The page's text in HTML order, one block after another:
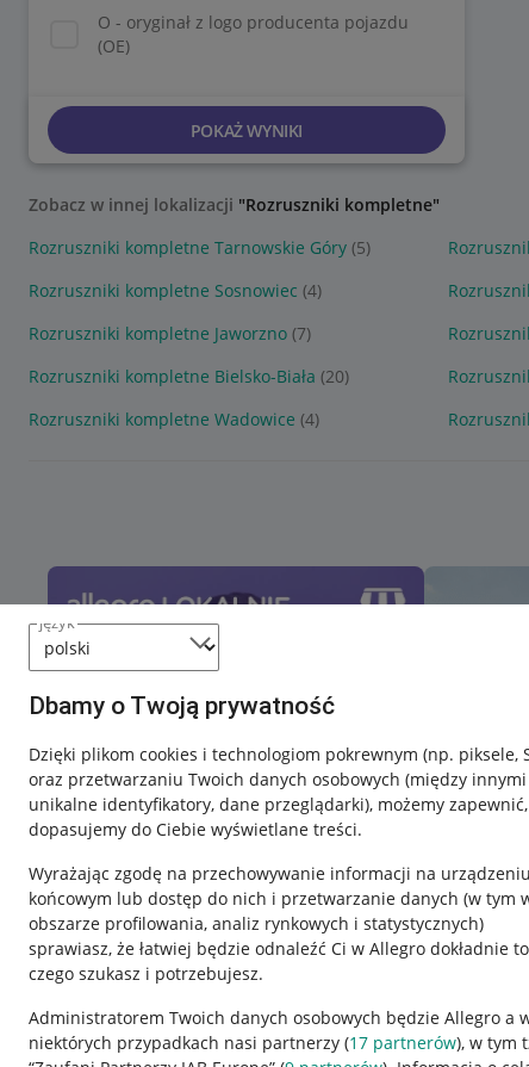
język
Dbamy o Twoją prywatność
Dzięki plikom cookies i technologiom pokrewnym (np. piksele,
oraz przetwarzaniu Twoich danych osobowych (między innymi
unikalne identyfikatory, dane przeglądarki), możemy
dopasujemy do Ciebie wyświetlane treści.
Wyrażając zgodę na przechowywanie informacji na urządzeniu
końcowym lub dostęp do nich i przetwarzanie danych (w tym
obszarze profilowania, analiz rynkowych i statystycznych)
sprawiasz, że łatwiej będzie odnaleźć Ci w Allegro dokładnie
czego szukasz i potrzebujesz.
Administratorem Twoich danych osobowych będzie Allegro a
niektórych przypadkach nasi partnerzy (17 partnerów), w tym
O - oryginał z logo producenta pojazdu
(OE)
POKAŻ WYNIKI
Zobacz w innej lokalizacji "Rozruszniki kompletne"
Rozruszniki kompletne Tarnowskie Góry (5)
Rozruszniki kompletne Sosnowiec (4)
Rozruszniki kompletne Jaworzno (7)
Rozruszniki kompletne Bielsko-Biała (20)
Rozruszniki kompletne Wadowice (4)
Nawigacja
Przydatne informacje
Jak to działa Regulamin